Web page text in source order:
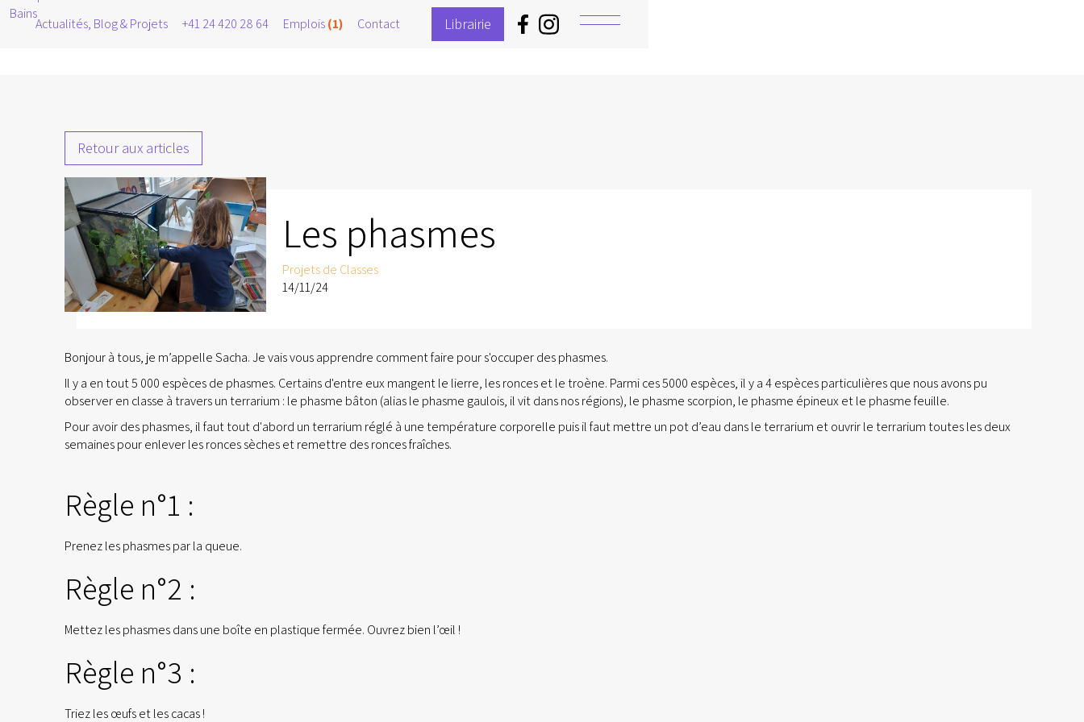
Actualités, Blog & Projets +41 24 420 28 64 Emplois(1) Contact Librairie
Retour aux articles
Les phasmes
Projets de Classes
14/11/24
Bonjour à tous, je m’appelle Sacha. Je vais vous apprendre comment faire pour s'occuper des phasmes.
Il y a en tout 5 000 espèces de phasmes. Certains d'entre eux mangent le lierre, les ronces et le troène. Parmi ces 5000 espèces, il y a 4 espèces particulières que nous avons pu
observer en classe à travers un terrarium : le phasme bâton (alias le phasme gaulois, il vit dans nos régions), le phasme scorpion, le phasme épineux et le phasme feuille.
Pour avoir des phasmes, il faut tout d'abord un terrarium réglé à une température corporelle puis il faut mettre un pot d’eau dans le terrarium et ouvrir le terrarium toutes les deux
semaines pour enlever les ronces sèches et remettre des ronces fraîches.
Règle n°1 :
Prenez les phasmes par la queue.
Règle n°2 :
Mettez les phasmes dans une boîte en plastique fermée. Ouvrez bien l’œil !
Règle n°3 :
Triez les œufs et les cacas !